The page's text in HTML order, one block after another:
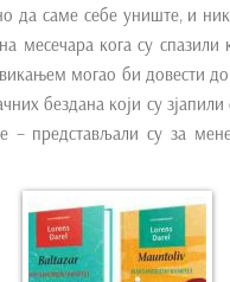
да саме себе униште, и
месечара кога су
могао би довести
бездана који су
– представљали су за